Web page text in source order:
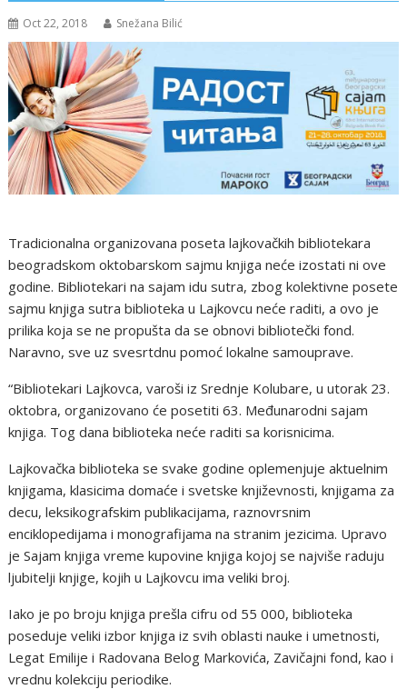
Oct 22, 2018 Snežana Bilić
Tradicionalna organizovana poseta lajkovačkih bibliotekara
beogradskom oktobarskom sajmu knjiga neće izostati ni ove
godine. Bibliotekari na sajam idu sutra, zbog kolektivne posete
sajmu knjiga sutra biblioteka u Lajkovcu neće raditi, a ovo je
prilika koja se ne propušta da se obnovi bibliotečki fond.
Naravno, sve uz svesrtdnu pomoć lokalne samouprave.
“Bibliotekari Lajkovca, varoši iz Srednje Kolubare, u utorak 23.
oktobra, organizovano će posetiti 63. Međunarodni sajam
knjiga. Tog dana biblioteka neće raditi sa korisnicima.
Lajkovačka biblioteka se svake godine oplemenjuje aktuelnim
knjigama, klasicima domaće i svetske književnosti, knjigama za
decu, leksikografskim publikacijama, raznovrsnim
enciklopedijama i monografijama na stranim jezicima. Upravo
je Sajam knjiga vreme kupovine knjiga kojoj se najviše raduju
ljubitelji knjige, kojih u Lajkovcu ima veliki broj.
Iako je po broju knjiga prešla cifru od 55 000, biblioteka
poseduje veliki izbor knjiga iz svih oblasti nauke i umetnosti,
Legat Emilije i Radovana Belog Markovića, Zavičajni fond, kao i
vrednu kolekciju periodike.